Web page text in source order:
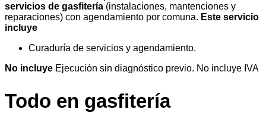
servicios de gasfitería (instalaciones, mantenciones y
reparaciones) con agendamiento por comuna. Este servicio
incluye
Curaduría de servicios y agendamiento.
No incluye Ejecución sin diagnóstico previo. No incluye IVA
Todo en gasfitería